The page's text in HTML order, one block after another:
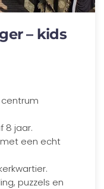
– kids
8 jaar.
een echt
puzzels en